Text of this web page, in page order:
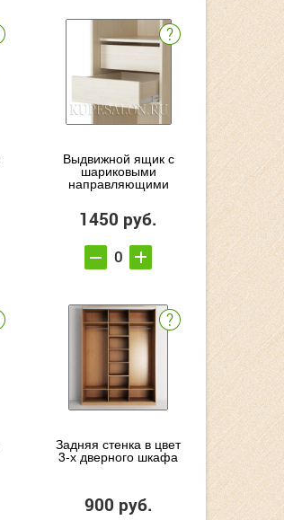
Выдвижной ящик с
шариковыми
направляющими
1450 руб.
Задняя стенка в цвет
3-х дверного шкафа
900 руб.